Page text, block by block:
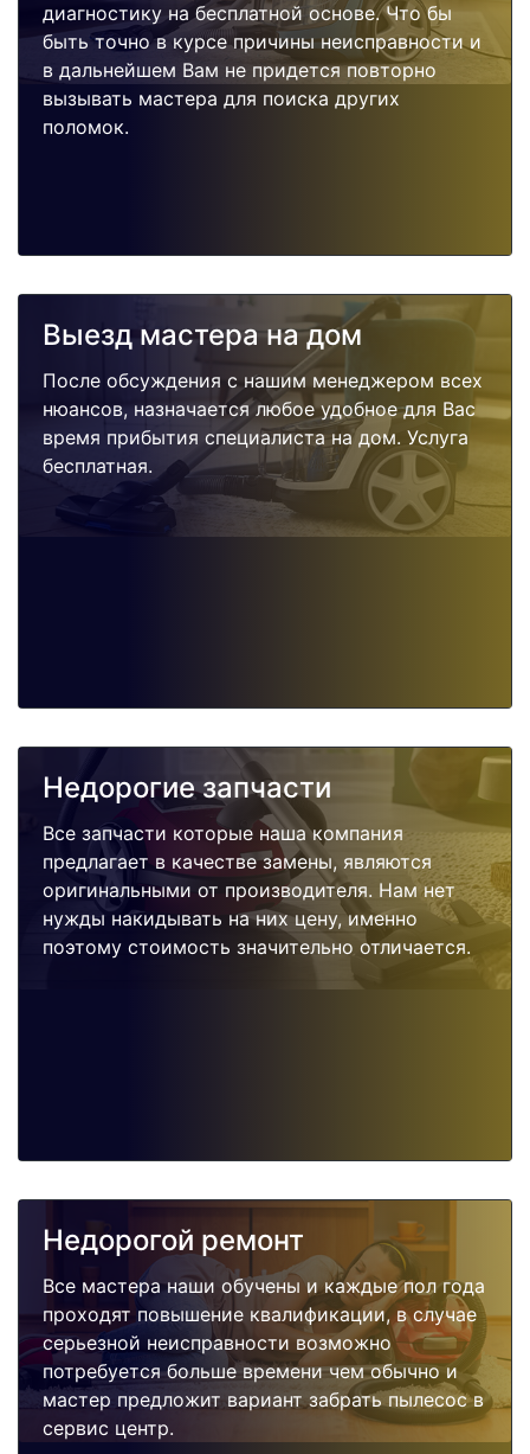
диагностику на бесплатной основе. Что бы
быть точно в курсе причины неисправности и
в дальнейшем Вам не придется повторно
вызывать мастера для поиска других
поломок.
Выезд мастера на дом
После обсуждения с нашим менеджером всех
нюансов, назначается любое удобное для Вас
время прибытия специалиста на дом. Услуга
бесплатная.
Недорогие запчасти
Все запчасти которые наша компания
предлагает в качестве замены, являются
оригинальными от производителя. Нам нет
нужды накидывать на них цену, именно
поэтому стоимость значительно отличается.
Недорогой ремонт
Все мастера наши обучены и каждые пол года
проходят повышение квалификации, в случае
серьезной неисправности возможно
потребуется больше времени чем обычно и
мастер предложит вариант забрать пылесос в
сервис центр.